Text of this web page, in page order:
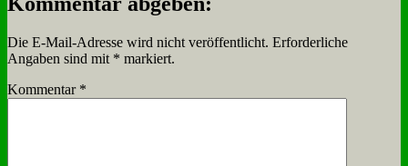
Die E-Mail-Adresse wird nicht veröffentlicht. Erforderliche
Angaben sind mit * markiert.
Kommentar *